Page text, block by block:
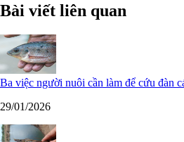
Bài viết liên quan
Ba việc người nuôi cần làm để cứu đàn
29/01/2026